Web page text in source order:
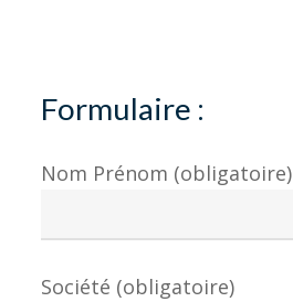
Formulaire :
Nom Prénom (obligatoire)
Société (obligatoire)